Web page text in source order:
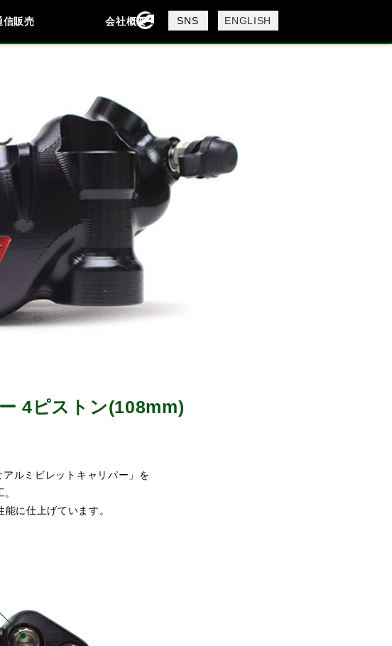
信販売 会社概要
会社概要
採用情報
SNS ENGLISH
HARLEY DAVIDSON KTM MV AGUSTA
4ピストン(108mm)
ルミビレットキャリパー」を
に仕上げています。